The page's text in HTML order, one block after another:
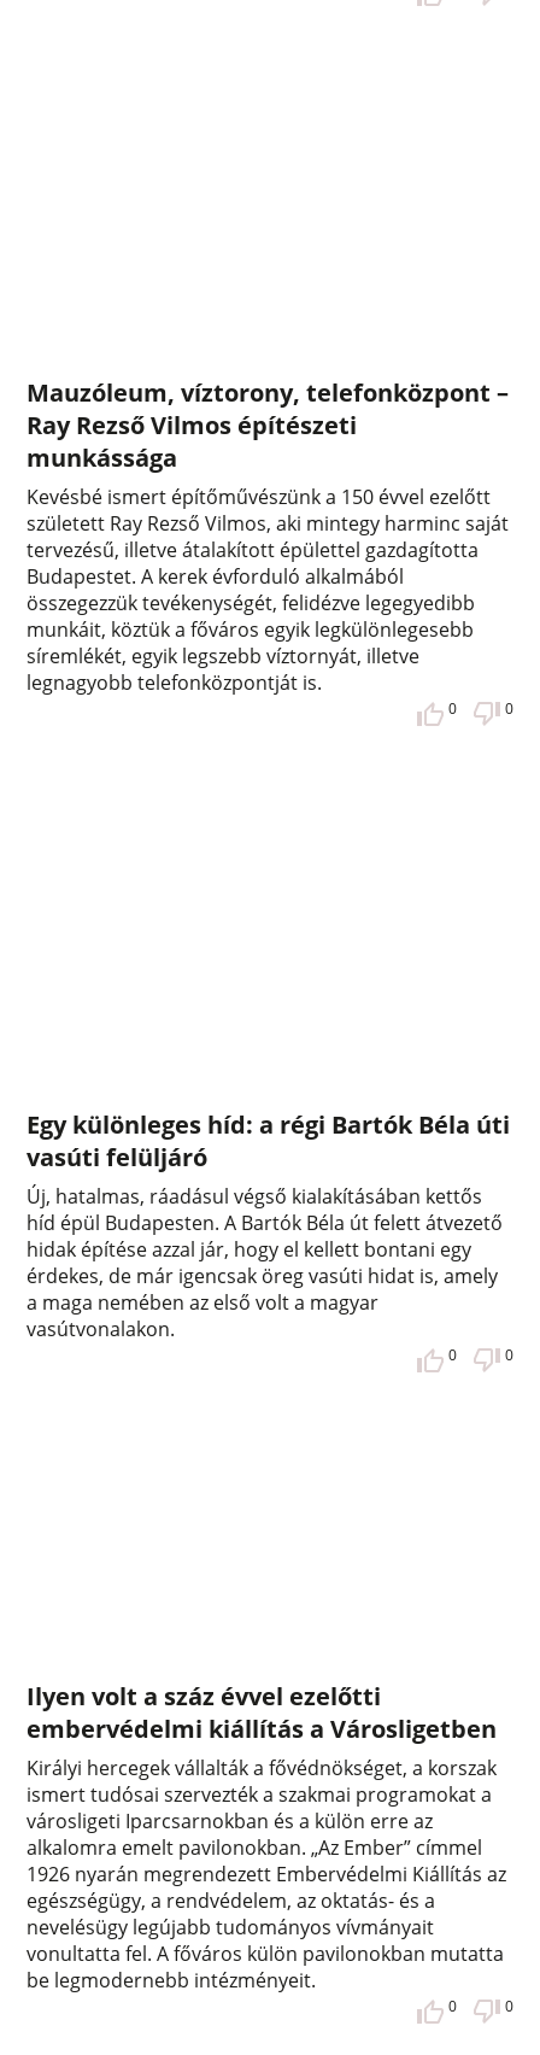
Mauzóleum, víztorony, telefonközpont –
Ray Rezső Vilmos építészeti
munkássága
Kevésbé ismert építőművészünk a 150 évvel ezelőtt
született Ray Rezső Vilmos, aki mintegy harminc saját
tervezésű, illetve átalakított épülettel gazdagította
Budapestet. A kerek évforduló alkalmából
összegezzük tevékenységét, felidézve legegyedibb
munkáit, köztük a főváros egyik legkülönlegesebb
síremlékét, egyik legszebb víztornyát, illetve
legnagyobb telefonközpontját is.
0 0
Egy különleges híd: a régi Bartók Béla úti
vasúti felüljáró
Új, hatalmas, ráadásul végső kialakításában kettős
híd épül Budapesten. A Bartók Béla út felett átvezető
hidak építése azzal jár, hogy el kellett bontani egy
érdekes, de már igencsak öreg vasúti hidat is, amely
a maga nemében az első volt a magyar
vasútvonalakon.
0 0
Ilyen volt a száz évvel ezelőtti
embervédelmi kiállítás a Városligetben
Királyi hercegek vállalták a fővédnökséget, a korszak
ismert tudósai szervezték a szakmai programokat a
városligeti Iparcsarnokban és a külön erre az
alkalomra emelt pavilonokban. „Az Ember” címmel
1926 nyarán megrendezett Embervédelmi Kiállítás az
egészségügy, a rendvédelem, az oktatás- és a
nevelésügy legújabb tudományos vívmányait
vonultatta fel. A főváros külön pavilonokban mutatta
be legmodernebb intézményeit.
0 0